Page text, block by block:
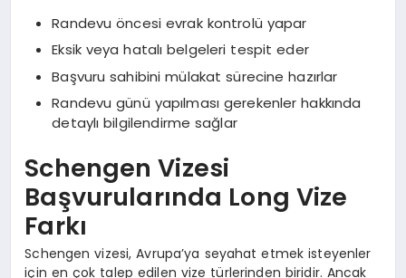
Randevu öncesi evrak kontrolü yapar
Eksik veya hatalı belgeleri tespit eder
Başvuru sahibini mülakat sürecine hazırlar
Randevu günü yapılması gerekenler hakkında
detaylı bilgilendirme sağlar
Schengen Vizesi
Başvurularında Long Vize
Farkı
Schengen vizesi, Avrupa’ya seyahat etmek isteyenler
için en çok talep edilen vize türlerinden biridir. Ancak